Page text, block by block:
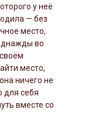
у неё
— без
место,
во
место,
ничего не
для себя
вместе со